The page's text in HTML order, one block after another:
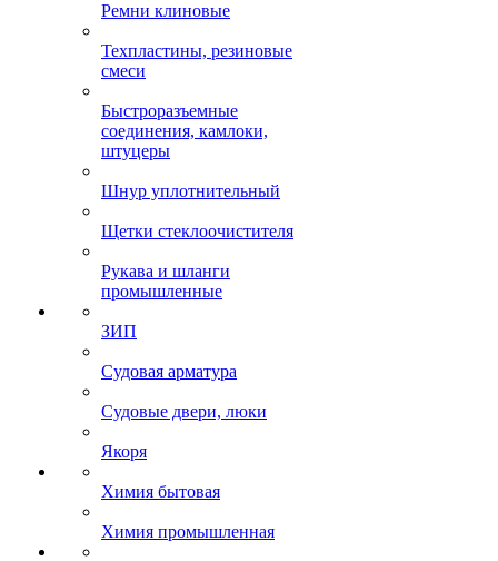
Ремни клиновые
Техпластины, резиновые
смеси
Быстроразъемные
соединения, камлоки,
штуцеры
Шнур уплотнительный
Щетки стеклоочистителя
Рукава и шланги
промышленные
ЗИП
Судовая арматура
Судовые двери, люки
Якоря
Химия бытовая
Химия промышленная